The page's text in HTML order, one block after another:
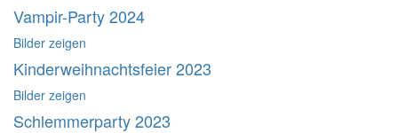
Vampir-Party 2024
Bilder zeigen
Kinderweihnachtsfeier 2023
Bilder zeigen
Schlemmerparty 2023